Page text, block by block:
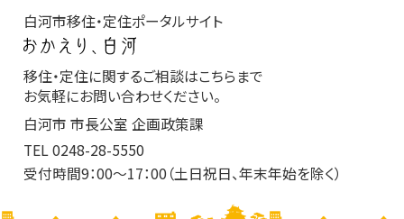
白河市移住・定住ポータルサイト
移住・定住に関するご相談はこちらまで
お気軽にお問い合わせください。
白河市 市長公室 企画政策課
TEL0248-28-5550
受付時間9：00～17：00（土日祝日、年末年始を除く）